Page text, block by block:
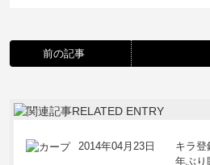
前の記事
2014年04月23日
キラ登
年ぶり